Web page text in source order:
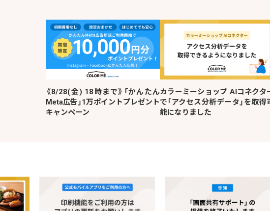
《8/28(金) 18時まで》「かんたん
Meta広告」1万ポイントプレゼント
キャンペーン
カラーミーショップ AIコネクタ
で「アクセス分析データ」を取得
能になりました